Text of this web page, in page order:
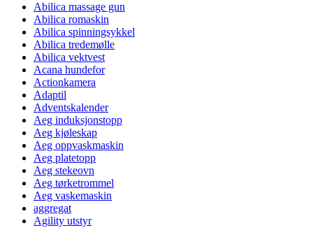
Abilica massage gun
Abilica romaskin
Abilica spinningsykkel
Abilica tredemølle
Abilica vektvest
Acana hundefor
Actionkamera
Adaptil
Adventskalender
Aeg induksjonstopp
Aeg kjøleskap
Aeg oppvaskmaskin
Aeg platetopp
Aeg stekeovn
Aeg tørketrommel
Aeg vaskemaskin
aggregat
Agility utstyr